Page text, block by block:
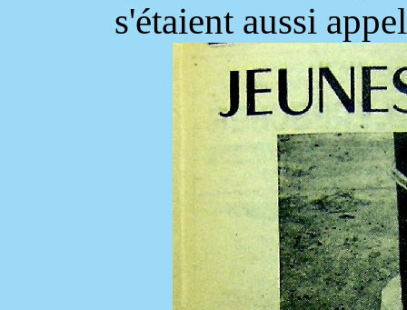
s'étaient aussi